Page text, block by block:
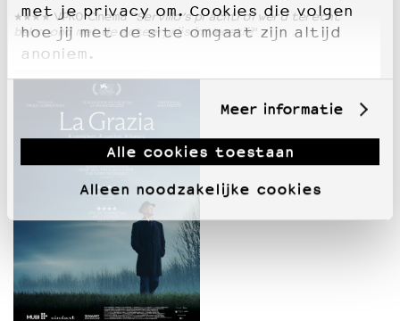
met je privacy om. Cookies die volgen
hoe jij met de site omgaat zijn altijd
anoniem.
Meer informatie
Alle cookies toestaan
Alleen noodzakelijke cookies
★★★★ VPRO Cinema “Servillo’s prachtrol werd terecht
bekroond met de acteerprijs in Venetië“